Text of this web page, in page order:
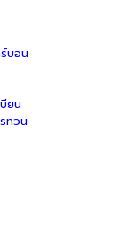
บอน
ยน
ทวน